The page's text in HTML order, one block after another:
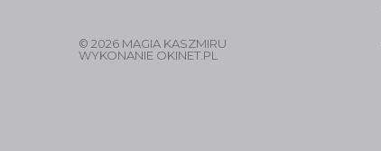
© 2026 MAGIA KASZMIRU
WYKONANIE OKINET.PL